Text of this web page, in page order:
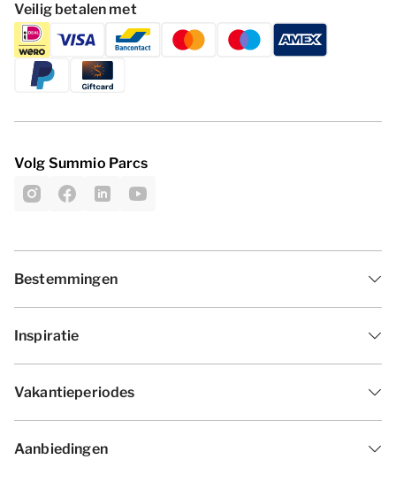
Veilig betalen met
Volg Summio Parcs
Bestemmingen
Inspiratie
Vakantieperiodes
Aanbiedingen